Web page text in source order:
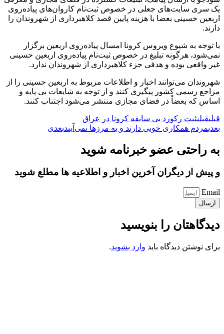
یک ‌سری سایت‌های جعلی در خصوص ثبت‌نام کاروان‌های پیاده‌روی
اربعین حسینی بعضا با هزینه پایین قصد کلاهبرداری از شهروندان را
دارند.
با توجه به شیوع ویروس کرونا امسال پیاده‌روی اربعین برگزار
نمی‌شود، هرگونه تبلیغ در خصوص ثبت‌نام پیاده‌روی اربعین حسینی
غیر واقعی بوده و هدفی جزء کلاهبرداری از شهروندان ندارد.
شهروندان می‌توانند اخبار و اطلاعات مربوط به اربعین حسینی را از
مراجع رسمی کشور پیگیری کنند و از توجه به شایعات بی پایه و
اساس که بعضاً در فضای مجازی منتشر می‌شود اجتناب کنند.
قبلیقبلیثبت رکورد بی سابقه کرونا در عراق
بعدیمردم همکاری خوبی دارند و به مرزها نمی‌آیندبعدی
به راحتی عضو خبرنامه شوید
و پیش از دیگران آخرین اخبار و اطلاعیه ها مطلع شوید
Email
ارسال
دیدگاهتان را بنویسید
برای نوشتن دیدگاه باید وارد بشوید.